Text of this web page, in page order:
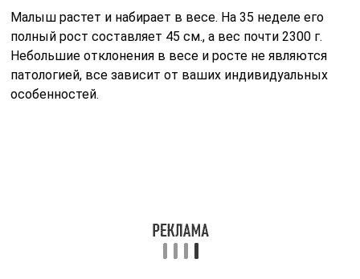
Малыш растет и набирает в весе. На 35 неделе его
полный рост составляет 45 см., а вес почти 2300 г.
Небольшие отклонения в весе и росте не являются
патологией, все зависит от ваших индивидуальных
особенностей.